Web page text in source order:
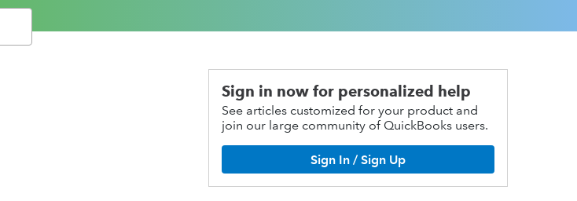
Sign in now for personalized help
See articles customized for your product and
join our large community of QuickBooks users.
Sign In / Sign Up